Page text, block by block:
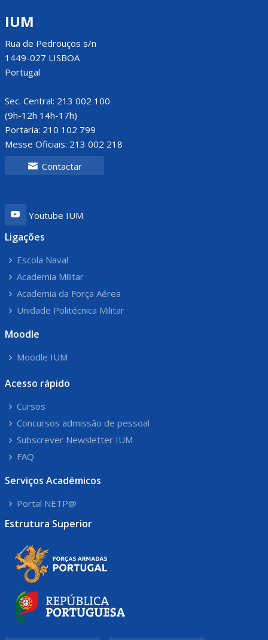
IUM
Rua de Pedrouços s/n
1449-027 LISBOA
Portugal
Sec. Central: 213 002 100
(9h-12h 14h-17h)
Portaria: 210 102 799
Messe Oficiais: 213 002 218
Contactar
Youtube IUM
Ligações
Escola Naval
Academia Militar
Academia da Força Aérea
Unidade Politécnica Militar
Moodle
Moodle IUM
Acesso rápido
Cursos
Concursos admissão de pessoal
Subscrever Newsletter IUM
FAQ
Serviços Académicos
Portal NETP@
Estrutura Superior